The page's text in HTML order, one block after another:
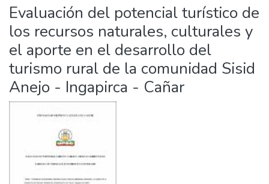
Estadísticas Externas
Manuales
Evaluación del potencial turístico de
los recursos naturales, culturales y
el aporte en el desarrollo del
turismo rural de la comunidad Sisid
Anejo - Ingapirca - Cañar